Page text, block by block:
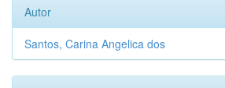
Autor
Santos, Carina Angelica dos